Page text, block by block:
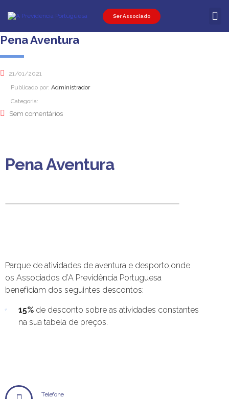
Ser Associado
Pena Aventura
21/01/2021
Publicado por: Administrador
Categoria:
Sem comentários
Pena Aventura
Parque de atividades de aventura e desporto,onde
os Associados d’A Previdência Portuguesa
beneficiam dos seguintes descontos:
15% de desconto sobre as atividades constantes
na sua tabela de preços.
Telefone